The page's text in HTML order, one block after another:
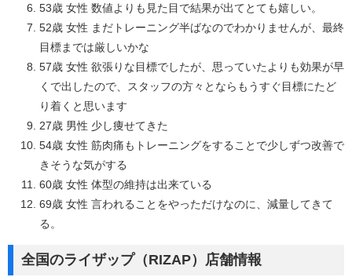
53歳 女性 数値よりも見た目で結果が出てとても嬉しい。
52歳 女性 まだトレーニング半ばなのでわかりませんが、最終
目標までは厳しいかな
57歳 女性 欲張りな目標でしたが、思っていたよりも効果が早
くで出したので、スタッフの方々とならもうすぐ目標にたど
り着くと思います
27歳 男性 少し痩せてきた
54歳 女性 筋肉痛もトレーニングをすることで少しずつ改善で
きそうな気がする
60歳 女性 体型の維持は出来ている
69歳 女性 言われることをやっただけなのに、減量してきて
る。
全国のライザップ（RIZAP）店舗情報